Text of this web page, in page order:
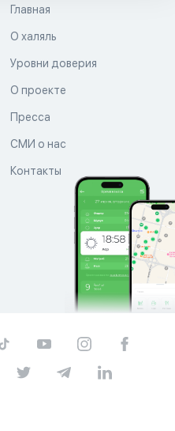
Главная
О халяль
Уровни доверия
О проекте
Пресса
СМИ о нас
Контакты